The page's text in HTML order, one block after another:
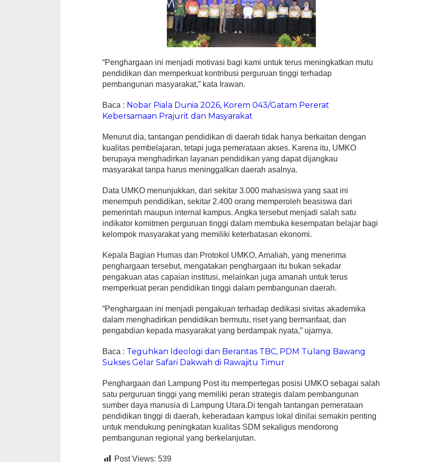
“Penghargaan ini menjadi motivasi bagi kami untuk terus meningkatkan mutu
pendidikan dan memperkuat kontribusi perguruan tinggi terhadap
pembangunan masyarakat,” kata Irawan.
Baca : Nobar Piala Dunia 2026, Korem 043/Gatam Pererat
Kebersamaan Prajurit dan Masyarakat
Menurut dia, tantangan pendidikan di daerah tidak hanya berkaitan dengan
kualitas pembelajaran, tetapi juga pemerataan akses. Karena itu, UMKO
berupaya menghadirkan layanan pendidikan yang dapat dijangkau
masyarakat tanpa harus meninggalkan daerah asalnya.
Data UMKO menunjukkan, dari sekitar 3.000 mahasiswa yang saat ini
menempuh pendidikan, sekitar 2.400 orang memperoleh beasiswa dari
pemerintah maupun internal kampus. Angka tersebut menjadi salah satu
indikator komitmen perguruan tinggi dalam membuka kesempatan belajar bagi
kelompok masyarakat yang memiliki keterbatasan ekonomi.
Kepala Bagian Humas dan Protokol UMKO, Amaliah, yang menerima
penghargaan tersebut, mengatakan penghargaan itu bukan sekadar
pengakuan atas capaian institusi, melainkan juga amanah untuk terus
memperkuat peran pendidikan tinggi dalam pembangunan daerah.
“Penghargaan ini menjadi pengakuan terhadap dedikasi sivitas akademika
dalam menghadirkan pendidikan bermutu, riset yang bermanfaat, dan
pengabdian kepada masyarakat yang berdampak nyata,” ujarnya.
Baca : Teguhkan Ideologi dan Berantas TBC, PDM Tulang Bawang
Sukses Gelar Safari Dakwah di Rawajitu Timur
Penghargaan dari Lampung Post itu mempertegas posisi UMKO sebagai salah
satu perguruan tinggi yang memiliki peran strategis dalam pembangunan
sumber daya manusia di Lampung Utara.Di tengah tantangan pemerataan
pendidikan tinggi di daerah, keberadaan kampus lokal dinilai semakin penting
untuk mendukung peningkatan kualitas SDM sekaligus mendorong
pembangunan regional yang berkelanjutan.
Post Views: 539